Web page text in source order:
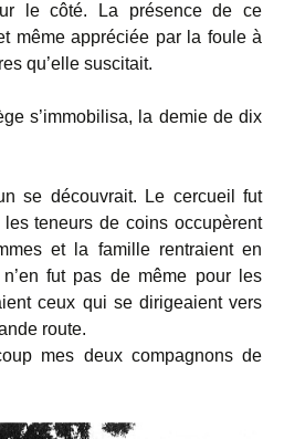
le côté. La présence de ce
même appréciée par la foule à
qu’elle suscitait.
s’immobilisa, la demie de dix
se découvrait. Le cercueil fut
teneurs de coins occupèrent
et la famille rentraient en
fut pas de même pour les
ceux qui se dirigeaient vers
route.
mes deux compagnons de